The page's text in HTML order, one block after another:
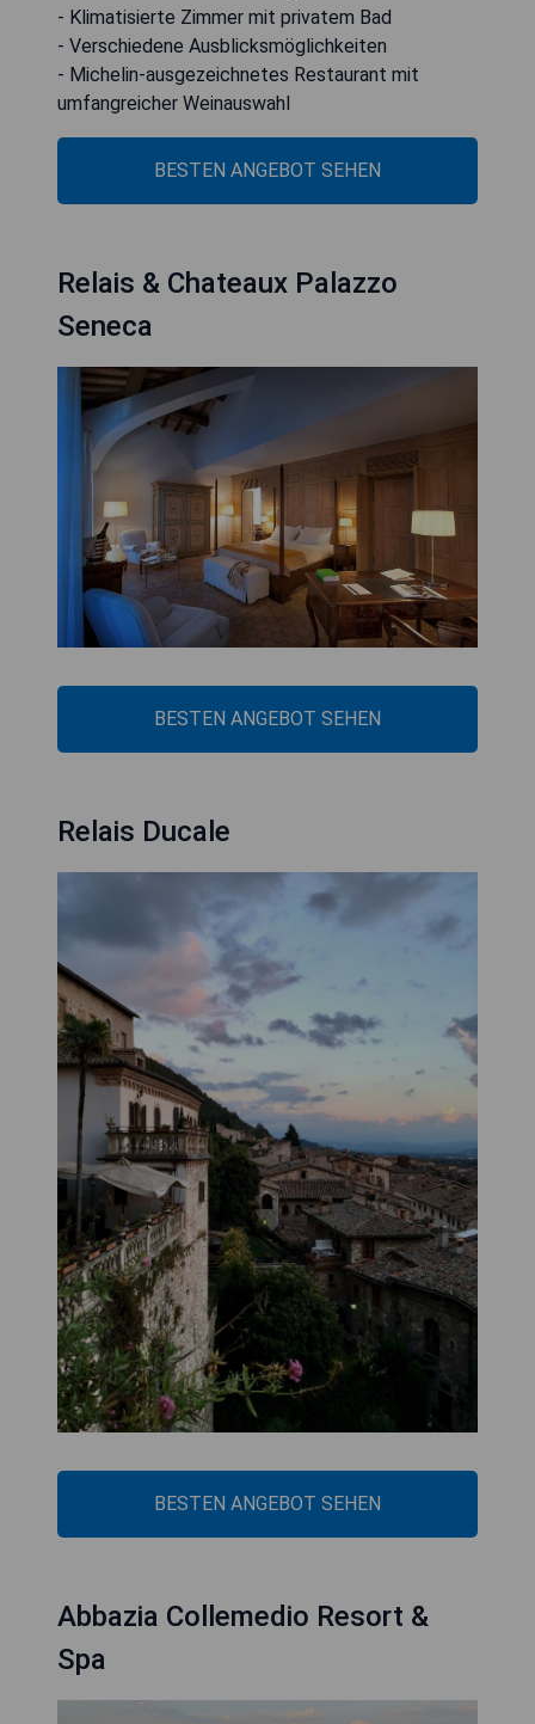
- Klimatisierte Zimmer mit privatem Bad
- Verschiedene Ausblicksmöglichkeiten
- Michelin-ausgezeichnetes Restaurant mit
umfangreicher Weinauswahl
BESTEN ANGEBOT SEHEN
Relais & Chateaux Palazzo
Seneca
BESTEN ANGEBOT SEHEN
Relais Ducale
BESTEN ANGEBOT SEHEN
Abbazia Collemedio Resort &
Spa